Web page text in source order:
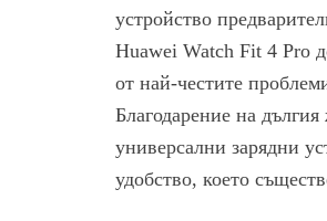
устройство
Huawei Watch Fit 4 Pro
от най-честите
Благодарение на
универсални зарядни
удобство, което